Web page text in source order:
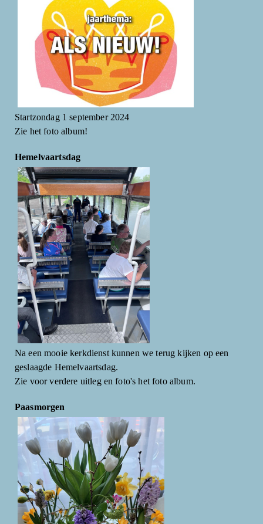
Startzondag 1 september 2024
Zie het foto album!
Hemelvaartsdag
Na een mooie kerkdienst kunnen we terug kijken op een
geslaagde Hemelvaartsdag.
Zie voor verdere uitleg en foto's het foto album.
Paasmorgen